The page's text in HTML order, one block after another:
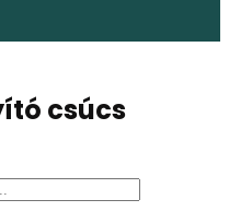
csúcs